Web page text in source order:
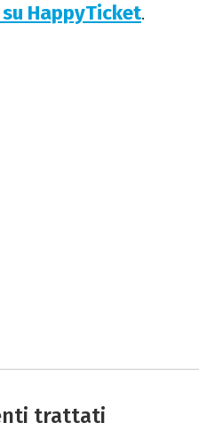
HappyTicket.
trattati